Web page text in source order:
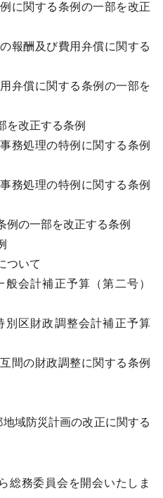
に関する条例の一部を改正
報酬及び費用弁償に関する
弁償に関する条例の一部を
を改正する条例
務処理の特例に関する条例
務処理の特例に関する条例
例の一部を改正する条例
ついて
会計補正予算（第二号）
別区財政調整会計補正予算
間の財政調整に関する条例
域防災計画の改正に関する
務委員会を開会いたしま